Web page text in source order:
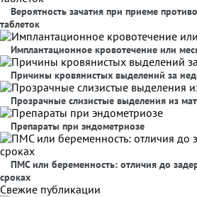
Вероятность зачатия при приеме
таблеток
Имплантационное кровотечение или
Причины кровянистых выделений за
Прозрачные слизистые выделения из
Препараты при эндометриозе
ПМС или беременность: отличия до
сроках
Свежие публикации